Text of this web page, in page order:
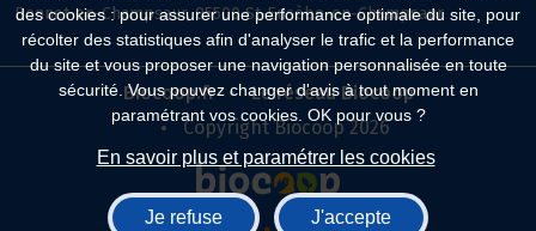
des cookies : pour assurer une performance optimale du site, pour
récolter des statistiques afin d'analyser le trafic et la performance
du site et vous proposer une navigation personnalisée en toute
sécurité. Vous pouvez changer d'avis à tout moment en
paramétrant vos cookies. OK pour vous ?
En savoir plus et paramétrer les cookies
Je refuse J'accepte
Bonnet-en-Champsaur, 05500 St-Eusèbe-en-Champsaur
Biocoop.fr
Le réseau Biocoop
Copyright Biocoop 2026